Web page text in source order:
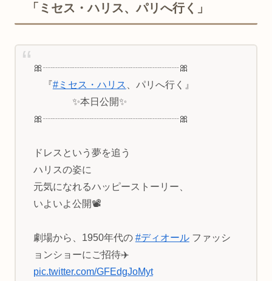
「ミセス・ハリス、パリへ行く」
🎀┈┈┈┈┈┈┈┈┈┈┈┈┈┈🎀
『#ミセス・ハリス
、パリへ行く』
✨本日公開✨
🎀┈┈┈┈┈┈┈┈┈┈┈┈┈┈🎀
ドレスという夢を追う
ハリスの姿に
元気になれるハッピーストーリー、
いよいよ公開📽️
劇場から、1950年代の #ディオールファッシ
ョンショーにご招待✈️
pic.twitter.com/GFEdgJoMyt